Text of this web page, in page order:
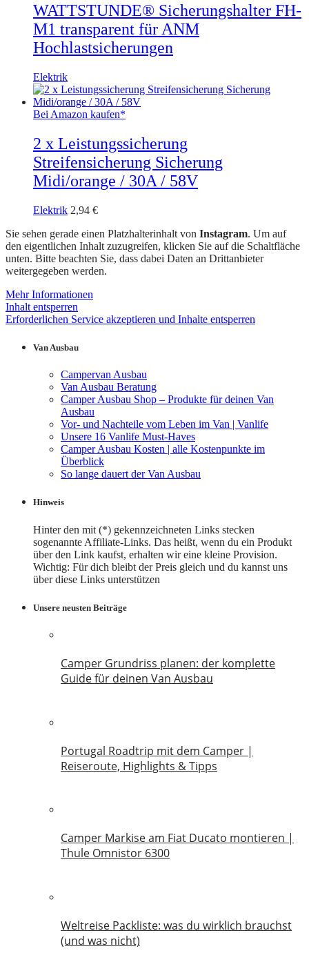
WATTSTUNDE® Sicherungshalter FH-
M1 transparent für ANM
Hochlastsicherungen
Elektrik
Bei Amazon kaufen*
2 x Leistungssicherung
Streifensicherung Sicherung
Midi/orange / 30A / 58V
Elektrik 2,94 €
Sie sehen gerade einen Platzhalterinhalt von Instagram. Um auf
den eigentlichen Inhalt zuzugreifen, klicken Sie auf die Schaltfläche
unten. Bitte beachten Sie, dass dabei Daten an Drittanbieter
weitergegeben werden.
Mehr Informationen
Inhalt entsperren
Erforderlichen Service akzeptieren und Inhalte entsperren
Van Ausbau
Campervan Ausbau
Van Ausbau Beratung
Camper Ausbau Shop – Produkte für deinen Van
Ausbau
Vor- und Nachteile vom Leben im Van | Vanlife
Unsere 16 Vanlife Must-Haves
Camper Ausbau Kosten | alle Kostenpunkte im
Überblick
So lange dauert der Van Ausbau
Hinweis
Hinter den mit (*) gekennzeichneten Links stecken
sogenannte Affiliate-Links. Das heißt, wenn du ein Produkt
über den Link kaufst, erhalten wir eine kleine Provision.
Wichtig: Für dich bleibt der Preis gleich und du kannst uns
über diese Links unterstützen
Unsere neusten Beiträge
Camper Grundriss planen: der komplette
Guide für deinen Van Ausbau
Portugal Roadtrip mit dem Camper |
Reiseroute, Highlights & Tipps
Camper Markise am Fiat Ducato montieren |
Thule Omnistor 6300
Weltreise Packliste: was du wirklich brauchst
(und was nicht)